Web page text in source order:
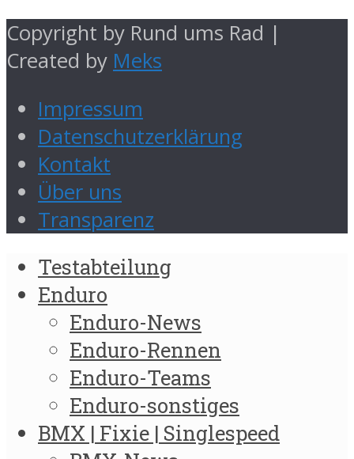
Copyright by Rund ums Rad |
Created by Meks
Impressum
Datenschutzerklärung
Kontakt
Über uns
Transparenz
Testabteilung
Enduro
Enduro-News
Enduro-Rennen
Enduro-Teams
Enduro-sonstiges
BMX | Fixie | Singlespeed